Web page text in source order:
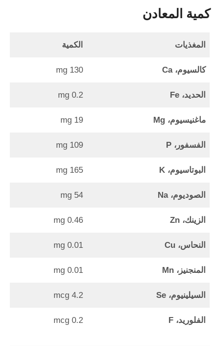
كمية المعادن
المغذيات الكمية
كالسيوم، Ca 130 mg
الحديد، Fe 0.2 mg
ماغنيسيوم، Mg 19 mg
الفسفور،P
109 mg
البوتاسيوم، K 165 mg
الصوديوم، Na 54 mg
الزينك، Zn 0.46 mg
النحاس، Cu 0.01 mg
المنجنيز،Mn
0.01 mg
السيلينيوم، Se 4.2 mcg
الفلوريد، F 0.2 mcg